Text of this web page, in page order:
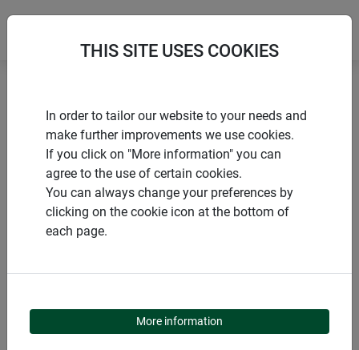
Accueil
Activation de la croissance
Film de forçage STRONG
PRODUITS
FILM DE FORÇAGE
STRONG
THIS SITE USES COOKIES
In order to tailor our website to your needs and
make further improvements we use cookies.
If you click on "More information" you can
agree to the use of certain cookies.
You can always change your preferences by
clicking on the cookie icon at the bottom of
each page.
More information